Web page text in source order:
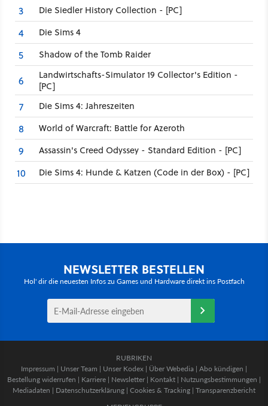
3 Die Siedler History Collection - [PC]
4 Die Sims 4
5 Shadow of the Tomb Raider
6
Landwirtschafts-Simulator 19 Collector's Edition -
[PC]
7 Die Sims 4: Jahreszeiten
8 World of Warcraft: Battle for Azeroth
9 Assassin's Creed Odyssey - Standard Edition - [PC]
10 Die Sims 4: Hunde & Katzen (Code in der Box) - [PC]
NEWSLETTER BESTELLEN
Hol' dir die neuesten Infos zu Games und Hardware direkt ins Postfach
RUBRIKEN
Impressum | Unser Team | Unser Kodex | Über Webedia | Abo kündigen |
Bestellung widerrufen | Karriere | Newsletter | Kontakt | Nutzungsbestimmungen |
Mediadaten | Datenschutzerklärung | Cookies & Tracking | Transparenzbericht